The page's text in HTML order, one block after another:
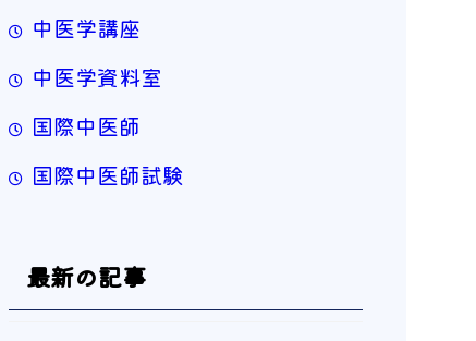
中医学講座
中医学資料室
国際中医師
国際中医師試験
最新の記事